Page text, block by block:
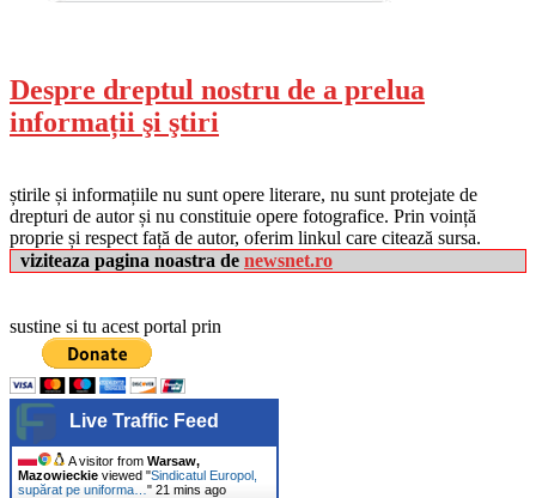
Despre dreptul nostru de a prelua
informații şi ştiri
știrile și informațiile nu sunt opere literare, nu sunt protejate de
drepturi de autor și nu constituie opere fotografice. Prin voință
proprie și respect față de autor, oferim linkul care citează sursa.
viziteaza pagina noastra de newsnet.ro
sustine si tu acest portal prin
Live Traffic Feed
A visitor from Warsaw,
Mazowieckie viewed "Sindicatul Europol,
supărat pe uniforma… " 21 mins ago